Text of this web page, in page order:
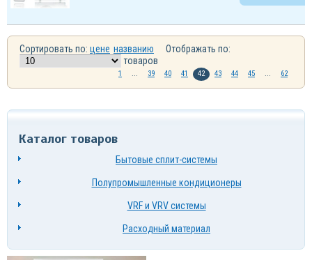
Сортировать по: цене названию
Отображать по:
товаров
1 ... 39 40 41 42 43 44 45 ... 62
Каталог товаров
Бытовые сплит-системы
Полупромышленные кондиционеры
VRF и VRV системы
Расходный материал